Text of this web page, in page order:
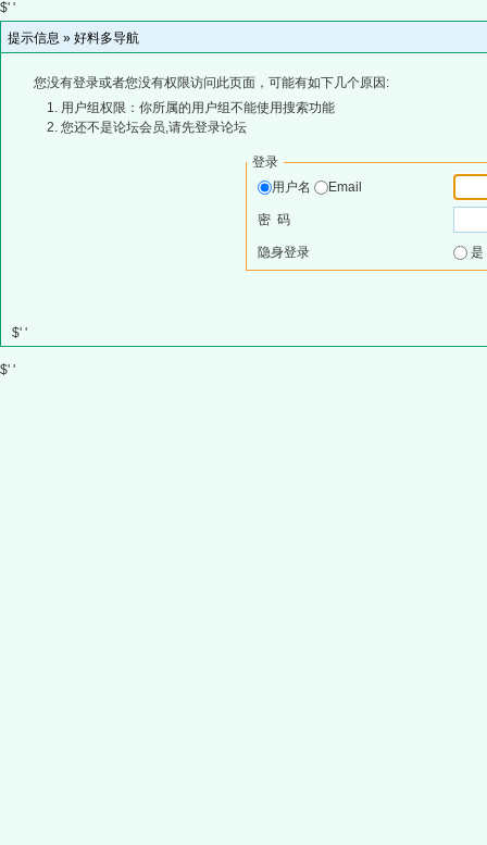
$' '
提示信息 » 好料多导航
您没有登录或者您没有权限访问此页面，可能有如下几个原因:
用户组权限：你所属的用户组不能使用搜索功能
您还不是论坛会员,请先登录论坛
登录
用户名
Email
密 码
隐身登录
$' '
$' '